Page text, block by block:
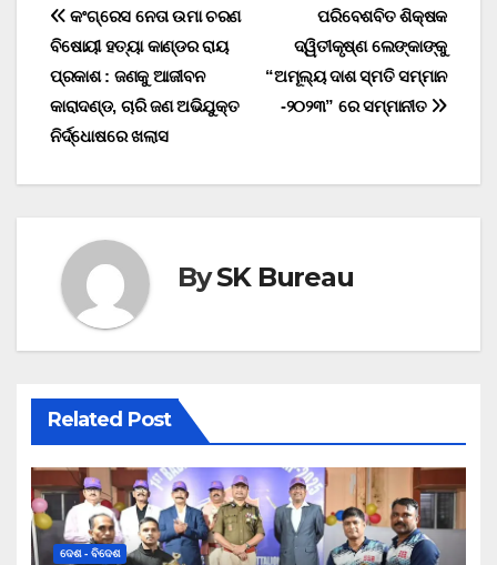
Post
navigation
ପରିବେଶବିତ ଶିକ୍ଷକ
ଦ୍ୱିତୀକୃଷ୍ଣ ଲେଙ୍କାଙ୍କୁ
“ଅମୂଲ୍ୟ ଦାଶ ସ୍ମତି ସମ୍ମାନ
-୨୦୨୩” ରେ ସମ୍ମାନୀତ
କଂଗ୍ରେସ ନେତା ଉମା ଚରଣ
ବିଷୋୟୀ ହତ୍ୟା କାଣ୍ଡର ରାୟ
ପ୍ରକାଶ : ଜଣକୁ ଆଜୀବନ
କାରାଦଣ୍ଡ, ଚାରି ଜଣ ଅଭିଯୁକ୍ତ
ନିର୍ଦ୍ଧୋଷରେ ଖଲାସ
BySK Bureau
Related Post
ଦେଶ - ବିଦେଶ